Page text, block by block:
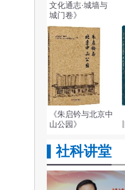
文化通志·城墙与
城门卷》
《朱启钤与北京中
山公园》
社科讲堂